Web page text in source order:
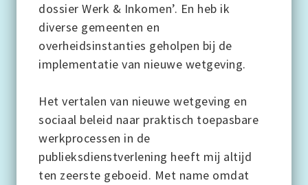
dossier Werk & Inkomen’. En heb ik
diverse gemeenten en
overheidsinstanties geholpen bij de
implementatie van nieuwe wetgeving.
Het vertalen van nieuwe wetgeving en
sociaal beleid naar praktisch toepasbare
werkprocessen in de
publieksdienstverlening heeft mij altijd
ten zeerste geboeid. Met name omdat